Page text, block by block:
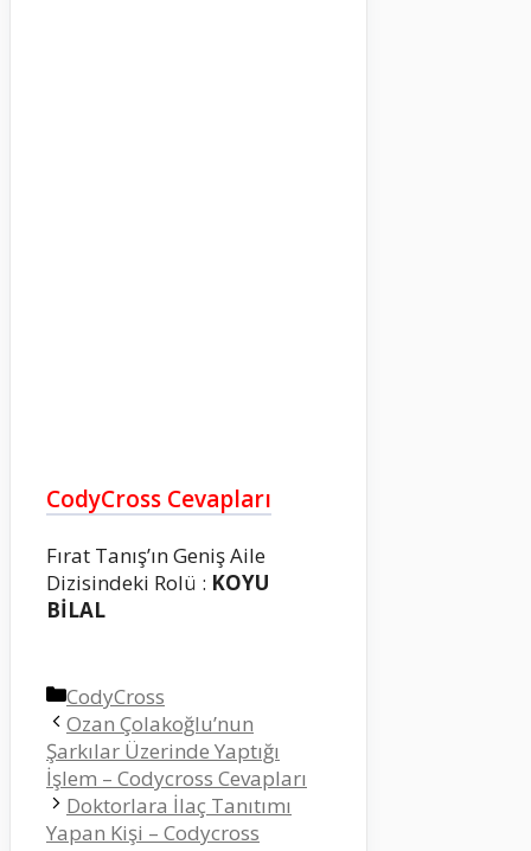
CodyCross Cevapları
Fırat Tanış’ın Geniş Aile
Dizisindeki Rolü : KOYU
BİLAL
Kategoriler
CodyCross
Ozan Çolakoğlu’nun
Şarkılar Üzerinde Yaptığı
İşlem – Codycross Cevapları
Doktorlara İlaç Tanıtımı
Yapan Kişi – Codycross